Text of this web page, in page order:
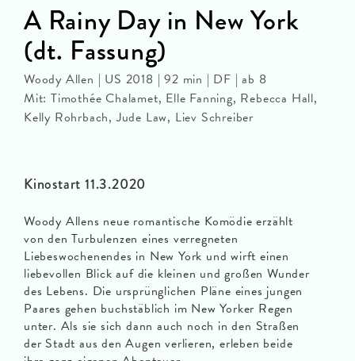
Kinostart 11.3.2020
Woody Allens neue romantische Komödie erzählt
von den Turbulenzen eines verregneten
Liebeswochenendes in New York und wirft einen
liebevollen Blick auf die kleinen und großen Wunder
des Lebens. Die ursprünglichen Pläne eines jungen
Paares gehen buchstäblich im New Yorker Regen
unter. Als sie sich dann auch noch in den Straßen
der Stadt aus den Augen verlieren, erleben beide
A Rainy Day in New York
(dt. Fassung)
Woody Allen | US 2018 | 92 min | DF | ab 8
Mit: Timothée Chalamet, Elle Fanning, Rebecca Hall,
Kelly Rohrbach, Jude Law, Liev Schreiber